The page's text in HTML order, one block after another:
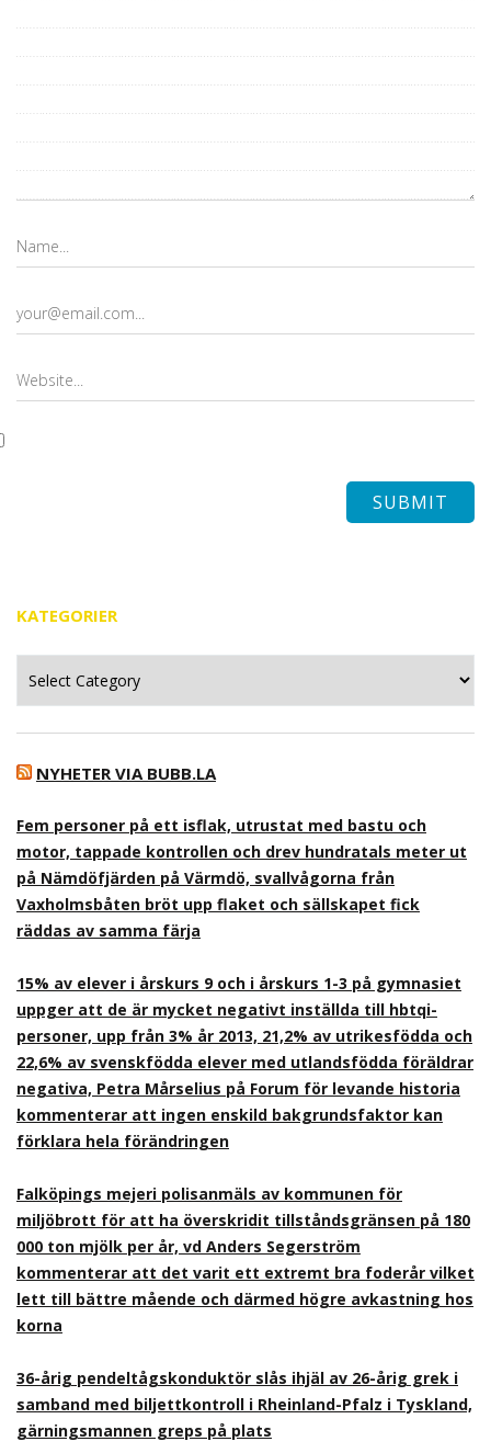
KATEGORIER
NYHETER VIA BUBB.LA
Fem personer på ett isflak, utrustat med bastu och
motor, tappade kontrollen och drev hundratals meter ut
på Nämdöfjärden på Värmdö, svallvågorna från
Vaxholmsbåten bröt upp flaket och sällskapet fick
räddas av samma färja
15% av elever i årskurs 9 och i årskurs 1-3 på gymnasiet
uppger att de är mycket negativt inställda till hbtqi-
personer, upp från 3% år 2013, 21,2% av utrikesfödda och
22,6% av svenskfödda elever med utlandsfödda föräldrar
negativa, Petra Mårselius på Forum för levande historia
kommenterar att ingen enskild bakgrundsfaktor kan
förklara hela förändringen
Falköpings mejeri polisanmäls av kommunen för
miljöbrott för att ha överskridit tillståndsgränsen på 180
000 ton mjölk per år, vd Anders Segerström
kommenterar att det varit ett extremt bra foderår vilket
lett till bättre mående och därmed högre avkastning hos
korna
36-årig pendeltågskonduktör slås ihjäl av 26-årig grek i
samband med biljettkontroll i Rheinland-Pfalz i Tyskland,
gärningsmannen greps på plats